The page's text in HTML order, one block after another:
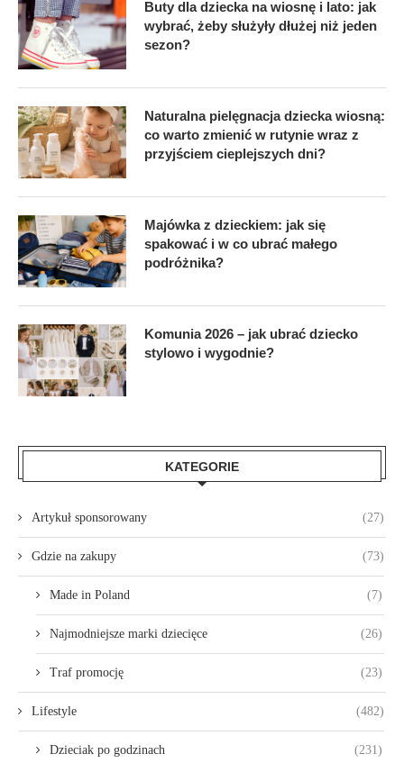
Buty dla dziecka na wiosnę i lato: jak
wybrać, żeby służyły dłużej niż jeden
sezon?
Naturalna pielęgnacja dziecka wiosną:
co warto zmienić w rutynie wraz z
przyjściem cieplejszych dni?
Majówka z dzieckiem: jak się
spakować i w co ubrać małego
podróżnika?
Komunia 2026 – jak ubrać dziecko
stylowo i wygodnie?
KATEGORIE
Artykuł sponsorowany (27)
Gdzie na zakupy (73)
Made in Poland (7)
Najmodniejsze marki dziecięce (26)
Traf promocję (23)
Lifestyle (482)
Dzieciak po godzinach (231)